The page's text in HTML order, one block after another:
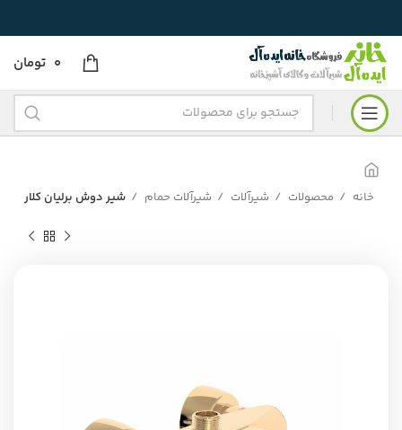
0 تومان
خانه محصولات شیرآلات شیرآلات حمام شیر دوش برلیان کلار